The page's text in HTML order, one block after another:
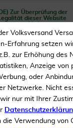
Zur Überprüfung der
Legalität dieser Website
Volksversand
Erfahrung setzen
zur Erhöhung des
Anzeige von
oder
Netzwerke. Nicht
nur mit Ihrer
die Verwendung von